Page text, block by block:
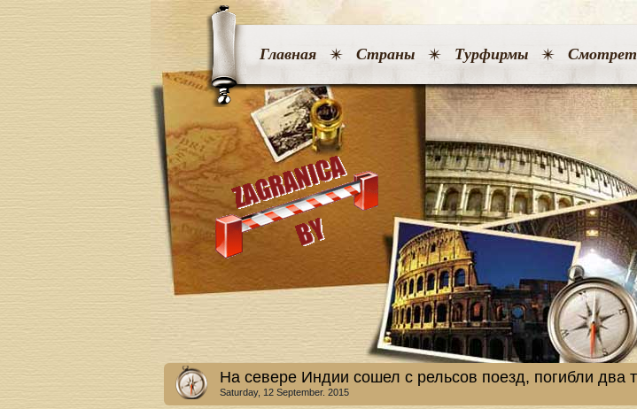
Главная Страны Турфирмы
На севере Индии сошел с рельсов поезд, погибли два
Saturday, 12 September. 2015